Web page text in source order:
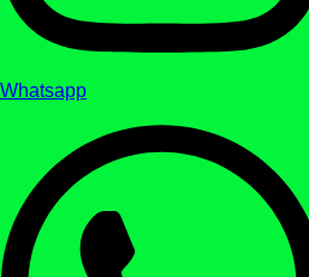
Whatsapp